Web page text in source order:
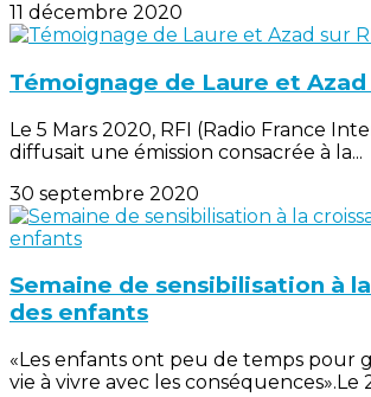
11 décembre 2020
Témoignage de Laure et Azad
Le 5 Mars 2020, RFI (Radio France
diffusait une émission consacrée à la...
30 septembre 2020
Semaine de sensibilisation à
des enfants
«Les enfants ont peu de temps pour
vie à vivre avec les conséquences».Le